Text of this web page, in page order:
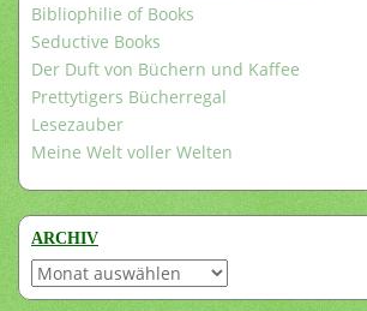
Bibliophilie of Books
Seductive Books
Der Duft von Büchern und Kaffee
Prettytigers Bücherregal
Lesezauber
Meine Welt voller Welten
ARCHIV
Archiv